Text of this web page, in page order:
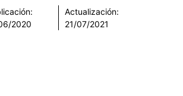
2020
Actualización:
21/07/2021